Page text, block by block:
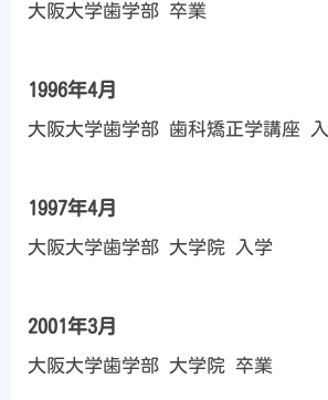
大阪大学歯学部 卒業
1996年4月
大阪大学歯学部 歯科矯正学講座
1997年4月
大阪大学歯学部 大学院 入学
2001年3月
大阪大学歯学部 大学院 卒業